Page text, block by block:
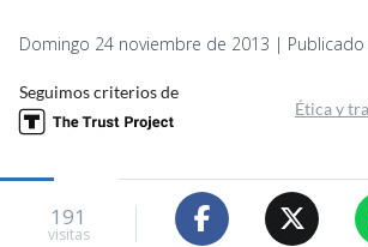
Domingo 24 noviembre de 2013 | Publicado
Seguimos criterios de
Ética y
191
visitas